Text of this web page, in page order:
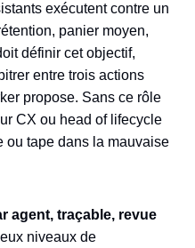
exécutent contre un
panier moyen,
définir cet objectif,
entre trois actions
propose. Sans ce rôle
CX ou head of lifecycle
ou tape dans la mauvaise
agent, traçable, revue
niveaux de